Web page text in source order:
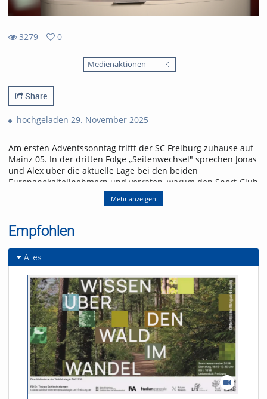
3279
0
Medienaktionen
Share
hochgeladen 29. November 2025
Am ersten Adventssonntag trifft der SC Freiburg zuhause auf
Mainz 05. In der dritten Folge „Seitenwechsel" sprechen Jonas
und Alex über die aktuelle Lage bei den beiden
Europapokalteilnehmern und verraten, warum den Sport-Club
gegen Mainz ein ähnliches Spiel erwarten könnte wie drei
Referent/in:
Andreas Nagel
Mehr anzeigen
Empfohlen
Alles